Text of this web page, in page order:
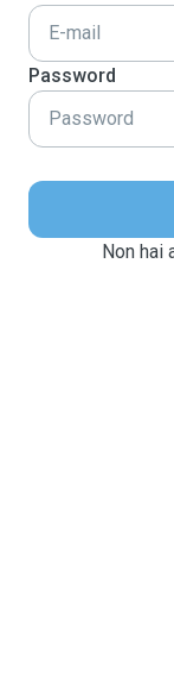
Password
Non hai